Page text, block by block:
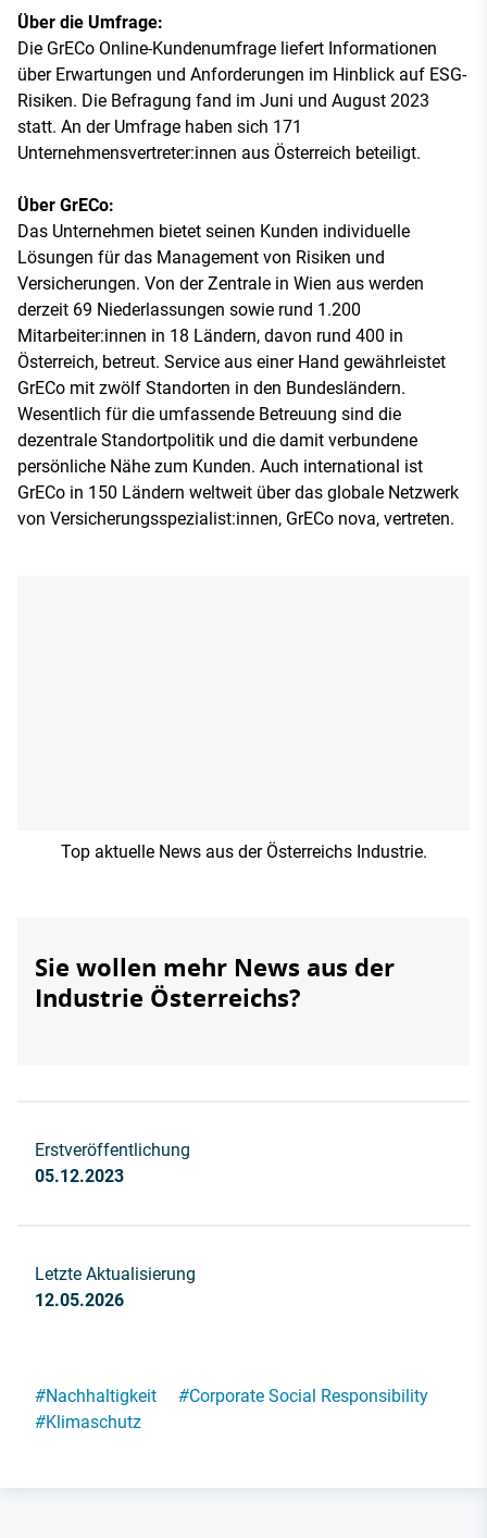
Über die Umfrage:
Die GrECo Online-Kundenumfrage liefert Informationen
über Erwartungen und Anforderungen im Hinblick auf ESG-
Risiken. Die Befragung fand im Juni und August 2023
statt. An der Umfrage haben sich 171
Unternehmensvertreter:innen aus Österreich beteiligt.
Über GrECo:
Das Unternehmen bietet seinen Kunden individuelle
Lösungen für das Management von Risiken und
Versicherungen. Von der Zentrale in Wien aus werden
derzeit 69 Niederlassungen sowie rund 1.200
Mitarbeiter:innen in 18 Ländern, davon rund 400 in
Österreich, betreut. Service aus einer Hand gewährleistet
GrECo mit zwölf Standorten in den Bundesländern.
Wesentlich für die umfassende Betreuung sind die
dezentrale Standortpolitik und die damit verbundene
persönliche Nähe zum Kunden. Auch international ist
GrECo in 150 Ländern weltweit über das globale Netzwerk
von Versicherungsspezialist:innen, GrECo nova, vertreten.
Top aktuelle News aus der Österreichs Industrie.
Sie wollen mehr News aus der
Industrie Österreichs?
Erstveröffentlichung
05.12.2023
Letzte Aktualisierung
12.05.2026
#Nachhaltigkeit #Corporate Social Responsibility
#Klimaschutz